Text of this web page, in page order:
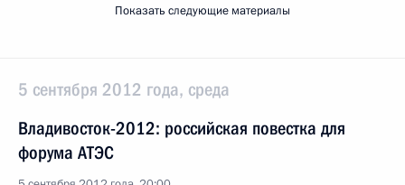
Показать следующие материалы
5 сентября 2012 года, среда
Владивосток-2012: российская повестка для
форума АТЭС